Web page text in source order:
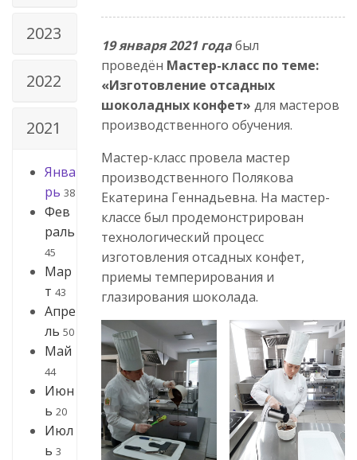
2023
2022
2021
Янва
рь 38
Фев
раль
45
Мар
т 43
Апре
ль 50
Май
44
Июн
ь 20
Июл
ь 3
19 января 2021 годабыл
проведён Мастер-класс по теме:
«Изготовление отсадных
шоколадных конфет» для мастеров
производственного обучения.
Мастер-класс провела мастер
производственного Полякова
Екатерина Геннадьевна. На мастер-
классе был продемонстрирован
технологический процесс
изготовления отсадных конфет,
приемы темперирования и
глазирования шоколада.